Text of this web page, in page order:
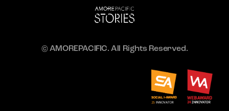
© AMOREPACIFIC. All Rights Reserved.